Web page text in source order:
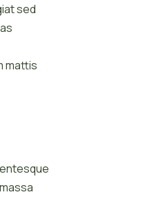
sed
mattis